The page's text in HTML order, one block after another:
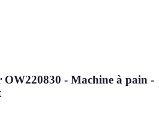
- Machine à pain -